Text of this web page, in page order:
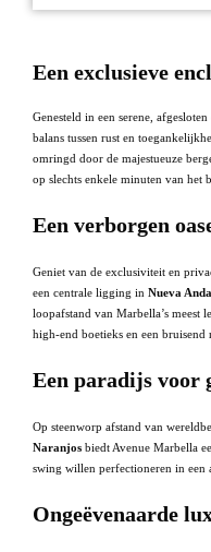
Een exclusieve
Genesteld in een serene,
balans tussen rust en
omringd door de majestueuze
op slechts enkele minuten van het
Een verborgen
Geniet van de exclusiviteit en
een centrale ligging in Nueva
loopafstand van Marbella’s meest
high-end boetieks en een bruisend
Een paradijs voor
Op steenworp afstand van
Naranjos biedt Avenue Marbella
swing willen perfectioneren in een
Ongeëvenaarde